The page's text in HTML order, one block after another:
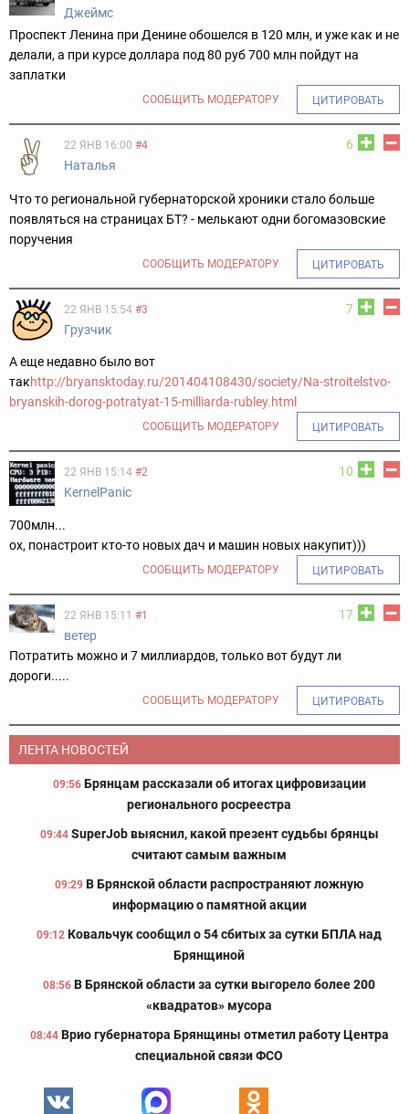
Джеймс
Проспект Ленина при Денине обошелся в 120 млн, и уже как и не
делали, а при курсе доллара под 80 руб 700 млн пойдут на
заплатки
СООБЩИТЬ МОДЕРАТОРУ ЦИТИРОВАТЬ
6
22 ЯНВ 16:00 #4
Наталья
Что то региональной губернаторской хроники стало больше
появляться на страницах БТ? - мелькают одни богомазовские
поручения
СООБЩИТЬ МОДЕРАТОРУ ЦИТИРОВАТЬ
7
22 ЯНВ 15:54 #3
Грузчик
А еще недавно было вот
такhttp://bryansktoday.ru/201404108430/society/Na-stroitelstvo-
bryanskih-dorog-potratyat-15-milliarda-rubley.html
СООБЩИТЬ МОДЕРАТОРУ ЦИТИРОВАТЬ
10
22 ЯНВ 15:14 #2
KernelPanic
700млн...
ох, понастроит кто-то новых дач и машин новых накупит)))
СООБЩИТЬ МОДЕРАТОРУ ЦИТИРОВАТЬ
17
22 ЯНВ 15:11 #1
ветер
Потратить можно и 7 миллиардов, только вот будут ли
дороги.....
СООБЩИТЬ МОДЕРАТОРУ ЦИТИРОВАТЬ
ЛЕНТА НОВОСТЕЙ
09:56 Брянцам рассказали об итогах цифровизации
регионального росреестра
09:44 SuperJob выяснил, какой презент судьбы брянцы
считают самым важным
09:29 В Брянской области распространяют ложную
информацию о памятной акции
09:12 Ковальчук сообщил о 54 сбитых за сутки БПЛА над
Брянщиной
08:56 В Брянской области за сутки выгорело более 200
«квадратов» мусора
08:44 Врио губернатора Брянщины отметил работу Центра
специальной связи ФСО